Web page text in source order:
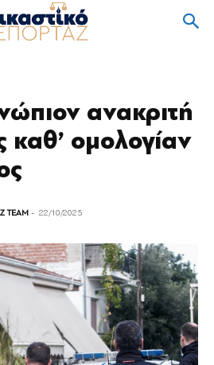
ανακριτή
καθ’ ομολογίαν
TEAM - 22/10/2025